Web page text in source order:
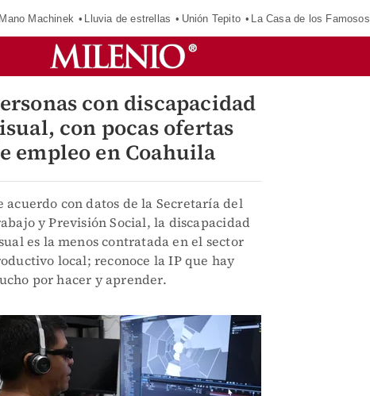
Mano Machinek Lluvia de estrellas Unión Tepito La Casa de los Famosos
con discapacidad
con pocas ofertas
empleo en Coahuila
acuerdo con datos de la Secretaría del
y Previsión Social, la discapacidad
es la menos contratada en el sector
local; reconoce la IP que hay
por hacer y aprender.